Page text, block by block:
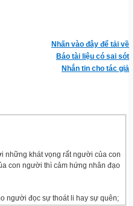
Nhấn vào đây để tải về
Báo tài liệu có sai sót
Nhắn tin cho tác giả
những khát vọng rất người của con
con người thì cảm hứng nhân đạo
người đọc sự thoát li hay sự quên;